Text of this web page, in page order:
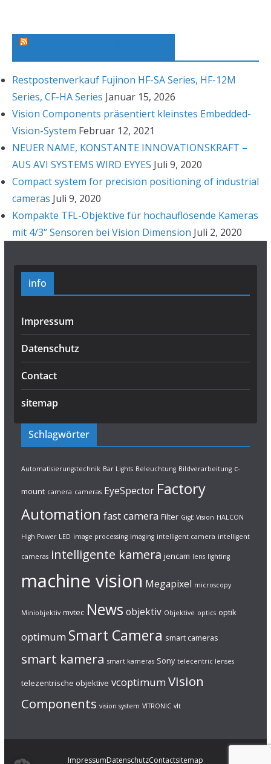
Restpostenverkauf Fujinon HF-SA Series, HF-12M
Series, CF-HA Series Januar 15, 2026
Vision Components präsentiert kleinstes Embedded-
Vision-System Februar 12, 2021
NEUER NAME, KONSTANTE INNOVATIONSKRAFT –
AUS AVI SYSTEMS WIRD EYYES Juli 9, 2020
Compact system for precision positioning of industrial
cameras Juli 9, 2020
Kompakte TFL-Objektive für hochauflösende Kameras
mit 4/3“ Sensoren bei Vision Dimension Juli 2, 2020
info
Impressum
Datenschutz
Contact
sitemap
Schlagwörter
Automatisierungstechnik Bar Lights Beleuchtung Bildverarbeitung c-
mount camera cameras EyeSpector Factory
Automation fast camera Filter GigE Vision HALCON
High Power LED image processing imaging intelligent camera intelligent
cameras intelligente kamera jencam lens lighting
machine vision Megapixel microscopy
Miniobjektiv mvtec News objektiv Objektive optics optik
optimum Smart Camera smart cameras
smart kamera smart kameras Sony telecentric lenses
telezentrische objektive vcoptimum Vision
Components vision system VITRONIC vlt
ImpressumDatenschutzContactsitemap